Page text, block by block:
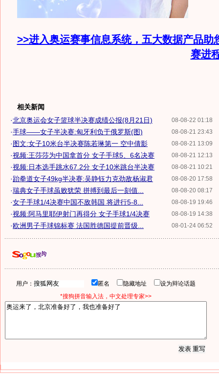
>>进入奥运赛事信息系统，五大数据产品助
赛进
相关新闻
08-08-22 01:18
·北京奥运会女子篮球半决赛成绩公报(8月21日)
08-08-21 23:43
·手球——女子半决赛:匈牙利负于俄罗斯(图)
08-08-21 13:09
·图文:女子10米台半决赛陈若琳第一 空中倩影
08-08-21 12:13
·视频:王莎莎为中国拿首分 女子手球5、6名决赛
08-08-21 10:21
·视频:日本选手跳水67.2分 女子10米跳台半决赛
08-08-20 17:58
·跆拳道女子49kg半决赛:吴静钰力克劲敌杨淑君
08-08-20 08:17
·瑞典女子手球虽败犹荣 拼搏到最后一刻值...
08-08-19 19:46
·女子手球1/4决赛中国不敌韩国 将进行5-8...
08-08-19 14:38
·视频:阿马里耶伊射门再得分 女子手球1/4决赛
08-01-24 06:52
·欧洲男子手球锦标赛 法国胜德国提前晋级...
用户： 匿名 隐藏地址
设为辩论话题
*搜狗拼音输入法，中文处理专家>>